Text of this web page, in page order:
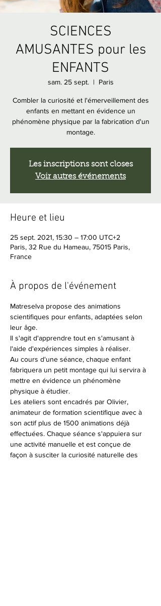
SCIENCES
AMUSANTES pour les
ENFANTS
sam. 25 sept.
  |
Paris
Combler la curiosité et l'émerveillement des
enfants en mettant en évidence un
phénomène physique par la fabrication d'un
montage.
Les inscriptions sont closes
Voir autres événements
Heure et lieu
25 sept. 2021, 15:30 – 17:00 UTC+2
Paris, 32 Rue du Hameau, 75015 Paris,
France
À propos de l'événement
Matreselva propose des animations
scientifiques pour enfants, adaptées selon
leur âge.
Il s'agit d'apprendre tout en s'amusant à
l'aide d'expériences simples à réaliser.
Au cours d'une séance, chaque enfant
fabriquera un petit montage qui lui servira à
mettre en évidence un phénomène
physique à étudier.
Les ateliers sont encadrés par Olivier,
animateur de formation scientifique avec à
son actif plus de 1500 animations déjà
effectuées. Chaque séance s'appuiera sur
une activité manuelle et est conçue de
façon à susciter la curiosité naturelle des